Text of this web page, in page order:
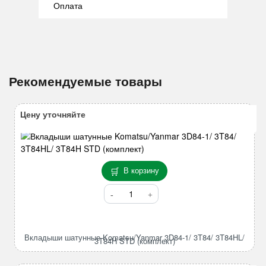
Оплата
Рекомендуемые товары
В корзину
Количество
товара
Komatsu/Yanmar
3D84-
Вкладыши шатунные Komatsu/Yanmar 3D84-1/ 3T84/ 3T84HL/
3T84H STD (комплект)
Цену уточняйте